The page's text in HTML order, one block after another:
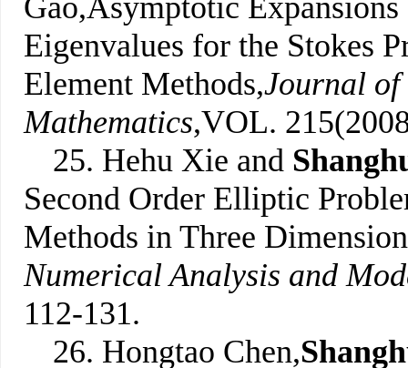
Gao,Asymptotic
Eigenvalues for the Stokes
Element Methods,Journal of
Mathematics,VOL.
25. Hehu Xie and
Second Order Elliptic
Methods in Three
Numerical Analysis and
112-131.
26. Hongtao Chen,